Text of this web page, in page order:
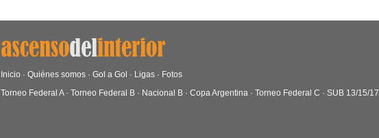
Inicio · Quiénes somos · Gol a Gol · Ligas · Fotos
Torneo Federal A· Torneo Federal B · Nacional B · Copa Argentina · Torneo Federal C · SUB 13/15/17